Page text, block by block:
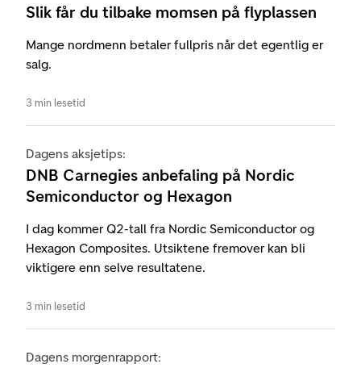
Slik får du tilbake momsen på flyplassen
Mange nordmenn betaler fullpris når det egentlig er
salg.
3 min lesetid
Dagens aksjetips:
DNB Carnegies anbefaling på Nordic
Semiconductor og Hexagon
I dag kommer Q2-tall fra Nordic Semiconductor og
Hexagon Composites. Utsiktene fremover kan bli
viktigere enn selve resultatene.
3 min lesetid
Dagens morgenrapport: